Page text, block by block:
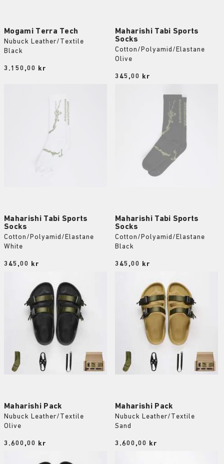
Mogami Terra Tech
Nubuck Leather/Textile
Black
Price:
3.150,00 kr
Maharishi Tabi Sports
Socks
Cotton/Polyamid/Elastane
Olive
Price:
345,00 kr
Maharishi Tabi Sports
Socks
Cotton/Polyamid/Elastane
White
Price:
345,00 kr
Maharishi Tabi Sports
Socks
Cotton/Polyamid/Elastane
Black
Price:
345,00 kr
Maharishi Pack
Nubuck Leather/Textile
Olive
Price:
3.600,00 kr
Maharishi Pack
Nubuck Leather/Textile
Sand
Price:
3.600,00 kr